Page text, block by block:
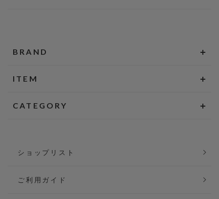
BRAND
ITEM
CATEGORY
ショップリスト
ご利用ガイド